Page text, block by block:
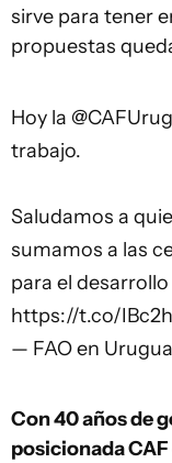
sirve para tener
propuestas
Hoy la
trabajo.
Saludamos a
sumamos a las
para el
https://t.co/
— FAO en
Con 40 años de
posicionada